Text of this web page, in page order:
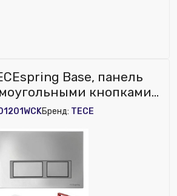
на веб-витрине mag1c:
Base, панель
кнопками,
модель K
Бренд: TECE